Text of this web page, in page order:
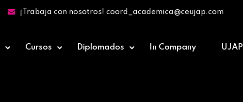
¡Trabaja con nosotros! coord_academica@ceujap.com
Cursos Diplomados In Company UJAP